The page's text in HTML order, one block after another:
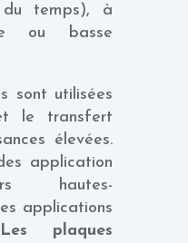
temps), à
ou basse
sont utilisées
le transfert
élevées.
application
hautes-
applications
Les plaques